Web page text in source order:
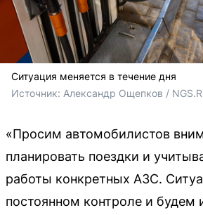
Ситуация меняется в течение дня
Источник: Александр Ощепков /
«Просим автомобилистов
планировать поездки и
работы конкретных АЗС.
постоянном контроле и будем